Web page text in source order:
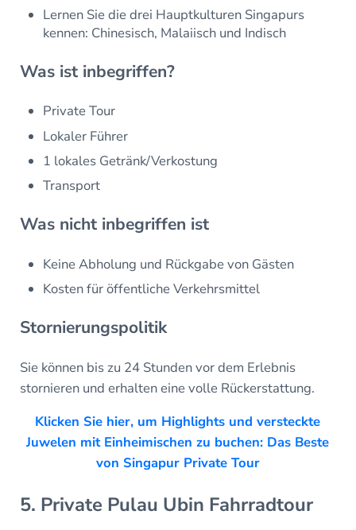
Lernen Sie die drei Hauptkulturen Singapurs
kennen: Chinesisch, Malaiisch und Indisch
Was ist inbegriffen?
Private Tour
Lokaler Führer
1 lokales Getränk/Verkostung
Transport
Was nicht inbegriffen ist
Keine Abholung und Rückgabe von Gästen
Kosten für öffentliche Verkehrsmittel
Stornierungspolitik
Sie können bis zu 24 Stunden vor dem Erlebnis
stornieren und erhalten eine volle Rückerstattung.
Klicken Sie hier, um Highlights und versteckte
Juwelen mit Einheimischen zu buchen: Das Beste
von Singapur Private Tour
5. Private Pulau Ubin Fahrradtour